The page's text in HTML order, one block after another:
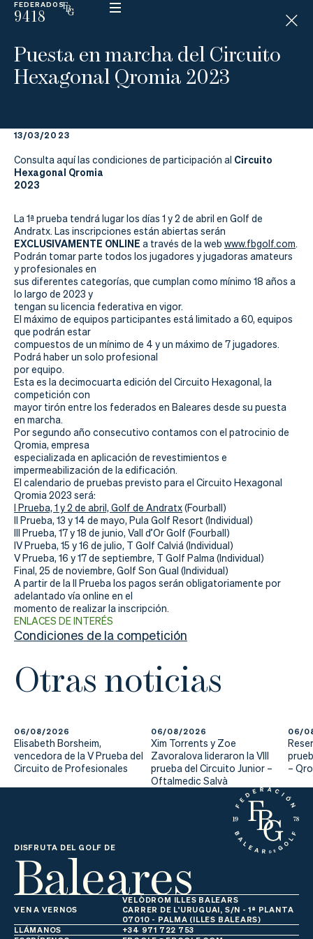
FEDERADOS
9418
ESP
N
D
I
C
La
Federarse
Jugar
Aprender
Actualidad
Tienda
Puesta en marcha del Circuito
Hexagonal Qromia 2023
13/03/2023
Consulta aquí las condiciones de participación al Circuito
Hexagonal Qromia
2023
La 1ª prueba tendrá lugar los días 1 y 2 de abril en Golf de
Andratx. Las inscripciones están abiertas serán
EXCLUSIVAMENTE ONLINE a través de la web www.fbgolf.com.
Podrán tomar parte todos los jugadores y jugadoras amateurs
y profesionales en
sus diferentes categorías, que cumplan como mínimo 18 años a
lo largo de 2023 y
tengan su licencia federativa en vigor.
El máximo de equipos participantes está limitado a 60, equipos
que podrán estar
compuestos de un mínimo de 4 y un máximo de 7 jugadores.
Podrá haber un solo profesional
por equipo.
Esta es la decimocuarta edición del Circuito Hexagonal, la
competición con
mayor tirón entre los federados en Baleares desde su puesta
en marcha.
Por segundo año consecutivo contamos con el patrocinio de
Qromia, empresa
especializada en aplicación de revestimientos e
impermeabilización de la edificación.
El calendario de pruebas previsto para el Circuito Hexagonal
Qromia 2023 será:
I Prueba, 1 y 2 de abril, Golf de Andratx(Fourball)
II Prueba, 13 y 14 de mayo, Pula Golf Resort (Individual)
III Prueba, 17 y 18 de junio, Vall d’Or Golf (Fourball)
IV Prueba, 15 y 16 de julio, T Golf Calviá (Individual)
V Prueba, 16 y 17 de septiembre, T Golf Palma (Individual)
Final, 25 de noviembre, Golf Son Gual (Individual)
A partir de la II Prueba los pagos serán obligatoriamente por
adelantado vía online en el
momento de realizar la inscripción.
ENLACES DE INTERÉS
Condiciones de la competición
Otras noticias
06/08/2026
Elisabeth Borsheim,
vencedora de la V Prueba del
Circuito de Profesionales
06/08/2026
Xim Torrents y Zoe
Zavoralova lideraron la VIII
prueba del Circuito Junior –
Oftalmedic Salvà
06/
–
DISFRUTA DEL GOLF DE
Baleares
VEN A VERNOS
VELÒDROM ILLES BALEARS
CARRER DE L'URUGUAI, S/N - 1ª PLANTA
07010 - PALMA (ILLES BALEARS)
LLÁMANOS
+34 971 722 753